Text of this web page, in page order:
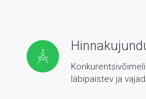
läbipaistev ja